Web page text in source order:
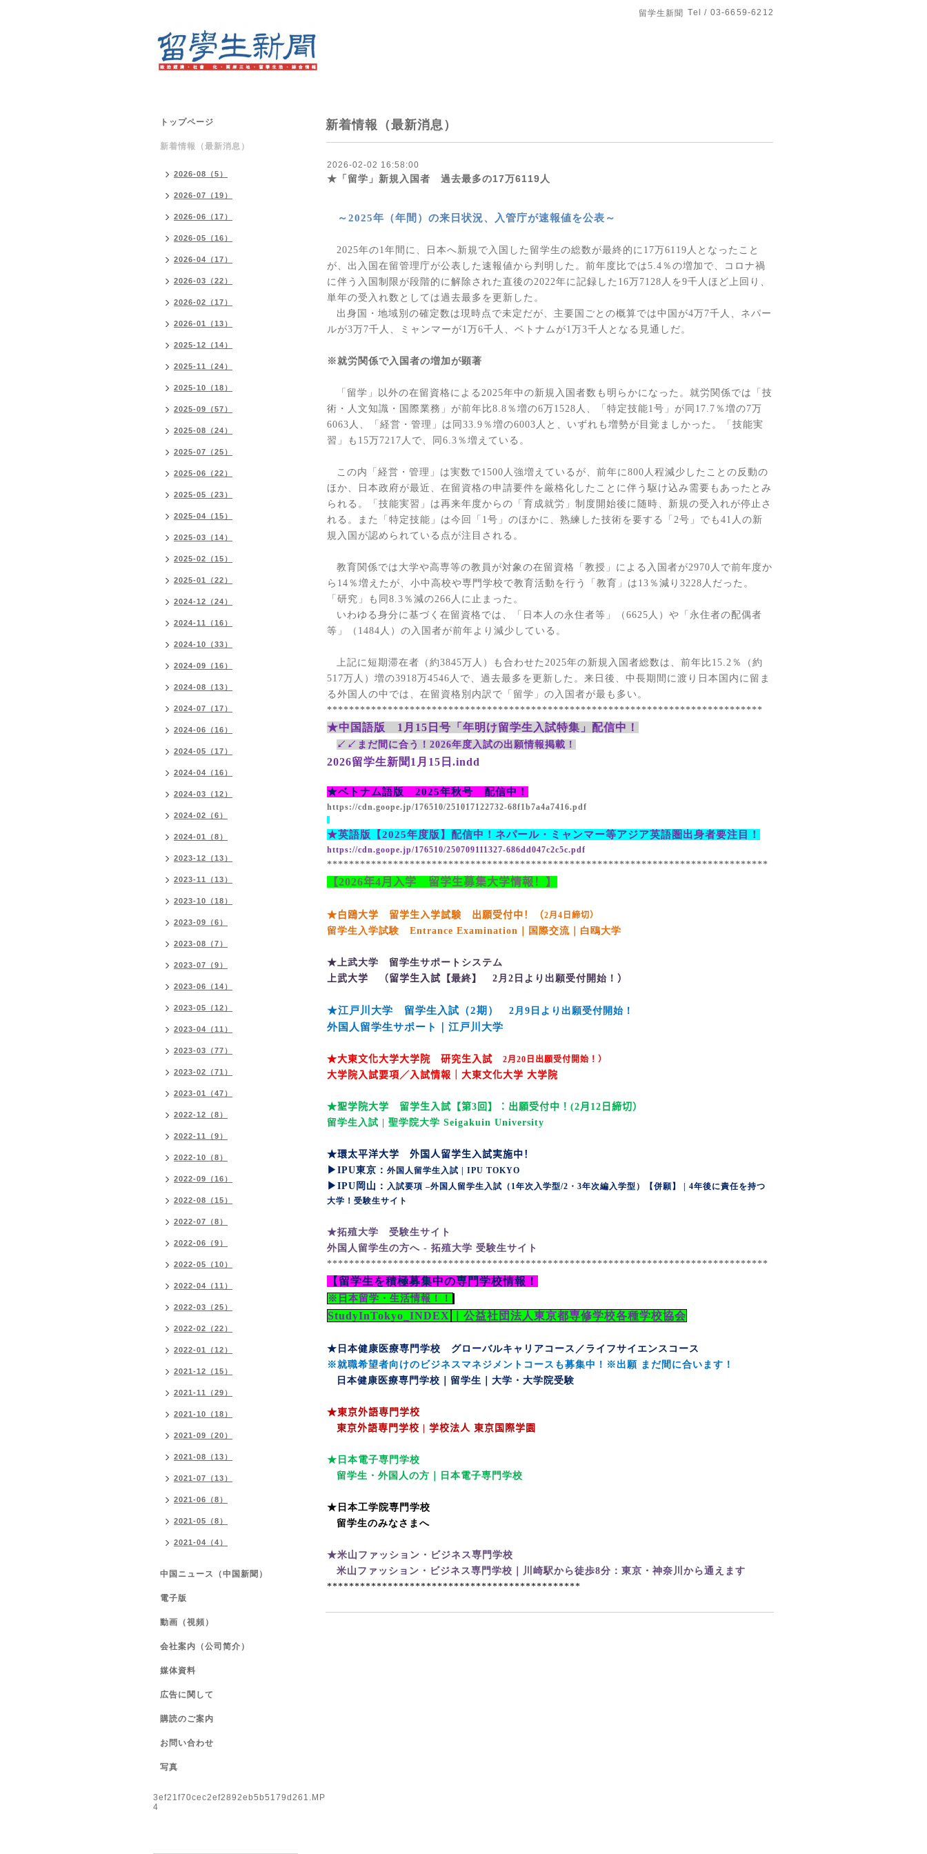
留学生新聞 Tel / 03-6659-6212
新着情報（最新消息）
2026-02-02 16:58:00
★「留学」新規入国者 過去最多の17万6119人
～2025年（年間）の来日状況、入管庁が速報値を公表～
2025年の1年間に、日本へ新規で入国した留学生の総数が最終的に 17万6119 人となったこと
が、出入国在留管理庁が公表した速報値から判明した。前年度比では5.4 ％の増加で、コロナ禍
に伴う入国制限が段階的に解除された直後の2022年に記録した 16万7128 人を9千人ほど上回り、
単年の受入れ数としては過去最多を更新した。
出身国・地域別の確定数は現時点で未定だが、主要国ごとの概算では中国が4万7千人、ネパー
ルが3万7千人、ミャンマーが1万6千人、ベトナムが1万3千人となる見通しだ。
※就労関係で入国者の増加が顕著
「留学」以外の在留資格による 2025年中の新規入国者数も明らかになった。就労関係では「技
術・人文知識・国際業務」が前年比8.8 ％増の6万1528 人、「特定技能1号」が同 17.7 ％増の7万
6063 人、「経営・管理」は同 33.9 ％増の6003 人と、いずれも増勢が目覚ましかった。「技能実
習」も 15万7217 人で、同 6.3 ％増えている。
この内「経営・管理」は実数で1500 人強増えているが、前年に800 人程減少したことの反動の
ほか、日本政府が最近、在留資格の申請要件を厳格化したことに伴う駆け込み需要もあったとみ
られる。「技能実習」は再来年度からの「育成就労」制度開始後に随時、新規の受入れが停止さ
れる。また「特定技能」は今回「 1号」のほかに、熟練した技術を要する「 2号」でも 41 人の新
規入国が認められている点が注目される。
教育関係では大学や高専等の教員が対象の在留資格「教授」による入国者が2970 人で前年度か
ら 14 ％増えたが、小中高校や専門学校で教育活動を行う「教育」は 13 ％減り 3228 人だった。
「研究」も同 8.3 ％減の266 人に止まった。
いわゆる身分に基づく在留資格では、「日本人の永住者等」（ 6625 人）や「永住者の配偶者
等」（ 1484 人）の入国者が前年より減少している。
上記に短期滞在者（約3845万人）も合わせた 2025年の新規入国者総数は、前年比 15.2 ％（約
517万人）増の3918万4546 人で、過去最多を更新した。来日後、中長期間に渡り日本国内に留ま
る外国人の中では、在留資格別内訳で「留学」の入国者が最も多い。
*******************************************************************************
★中国語版 1 月 15 日号「年明け留学生入試特集」配信中！
↙↙まだ間に合う！ 2026年度入試の出願情報掲載！
2026留学生新聞 1 月 15 日 .indd
★ベトナム語版 2025年秋号 配信中！
https://cdn.goope.jp/176510/251017122732-68f1b7a4a7416.pdf
★英語版【2025年度版】配信中！ネパール・ミャンマー等アジア英語圏出身者要注目！
https://cdn.goope.jp/176510/250709111327-686dd047c2c5c.pdf
********************************************************************************
【2026年4月入学 留学生募集大学情報！】
★白鴎大学 留学生入学試験 出願受付中！（2月 4 日締切）
留学生入学試験 Entrance Examination ｜国際交流｜白鴎大学
★上武大学 留学生サポートシステム
上武大学 （留学生入試【最終】 2 月 2 日より出願受付開始！ ）
★江戸川大学 留学生入試（2期） 2 月 9 日より出願受付開始！
外国人留学生サポート｜江戸川大学
★大東文化大学大学院 研究生入試 2月 20 日出願受付開始！）
大学院入試要項／入試情報｜大東文化大学 大学院
★聖学院大学 留学生入試【第3 回】：出願受付中！ (2月 12 日締切）
留学生入試 | 聖学院大学 Seigakuin University
★環太平洋大学 外国人留学生入試実施中！
▶ IPU東京： 外国人留学生入試 | IPU TOKYO
▶ IPU 岡山： 入試要項 –外国人留学生入試（1年次入学型/2 ・3年次編入学型）【併願】 | 4年後に責任を持つ
大学！受験生サイト
★拓殖大学 受験生サイト
外国人留学生の方へ - 拓殖大学 受験生サイト
********************************************************************************
【留学生を積極募集中の専門学校情報！
※日本留学・生活情報！！
StudyInTokyo_INDEX ｜公益社団法人東京都専修学校各種学校協会
★日本健康医療専門学校 グローバルキャリアコース／ライフサイエンスコース
※就職希望者向けのビジネスマネジメントコースも募集中！※出願 まだ間に合います！
日本健康医療専門学校｜留学生｜大学・大学院受験
★東京外語専門学校
東京外語専門学校
学校法人 東京国際学園
★日本電子専門学校
留学生・外国人の方｜日本電子専門学校
★日本工学院専門学校
留学生のみなさまへ
★米山ファッション・ビジネス専門学校
米山ファッション・ビジネス専門学校｜川崎駅から徒歩8分：東京・神奈川から通えます
**********************************************
トップページ
新着情報（最新消息）
2026-08（5）
2026-07（19）
2026-06（17）
2026-05（16）
2026-04（17）
2026-03（22）
2026-02（17）
2026-01（13）
2025-12（14）
2025-11（24）
2025-10（18）
2025-09（57）
2025-08（24）
2025-07（25）
2025-06（22）
2025-05（23）
2025-04（15）
2025-03（14）
2025-02（15）
2025-01（22）
2024-12（24）
2024-11（16）
2024-10（33）
2024-09（16）
2024-08（13）
2024-07（17）
2024-06（16）
2024-05（17）
2024-04（16）
2024-03（12）
2024-02（6）
2024-01（8）
2023-12（13）
2023-11（13）
2023-10（18）
2023-09（6）
2023-08（7）
2023-07（9）
2023-06（14）
2023-05（12）
2023-04（11）
2023-03（77）
2023-02（71）
2023-01（47）
2022-12（8）
2022-11（9）
2022-10（8）
2022-09（16）
2022-08（15）
2022-07（8）
2022-06（9）
2022-05（10）
2022-04（11）
2022-03（25）
2022-02（22）
2022-01（12）
2021-12（15）
2021-11（29）
2021-10（18）
2021-09（20）
2021-08（13）
2021-07（13）
2021-06（8）
2021-05（8）
2021-04（4）
中国ニュース（中国新聞）
電子版
動画（視頻）
会社案内（公司简介）
媒体資料
広告に関して
購読のご案内
お問い合わせ
写真
3ef21f70cec2ef2892eb5b5179d261.MP
4